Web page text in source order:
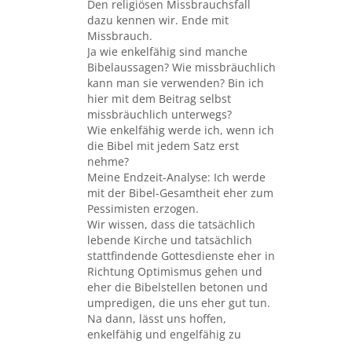
Den religiösen Missbrauchsfall
dazu kennen wir. Ende mit
Missbrauch.
Ja wie enkelfähig sind manche
Bibelaussagen? Wie missbräuchlich
kann man sie verwenden? Bin ich
hier mit dem Beitrag selbst
missbräuchlich unterwegs?
Wie enkelfähig werde ich, wenn ich
die Bibel mit jedem Satz erst
nehme?
Meine Endzeit-Analyse: Ich werde
mit der Bibel-Gesamtheit eher zum
Pessimisten erzogen.
Wir wissen, dass die tatsächlich
lebende Kirche und tatsächlich
stattfindende Gottesdienste eher in
Richtung Optimismus gehen und
eher die Bibelstellen betonen und
umpredigen, die uns eher gut tun.
Na dann, lässt uns hoffen,
enkelfähig und engelfähig zu